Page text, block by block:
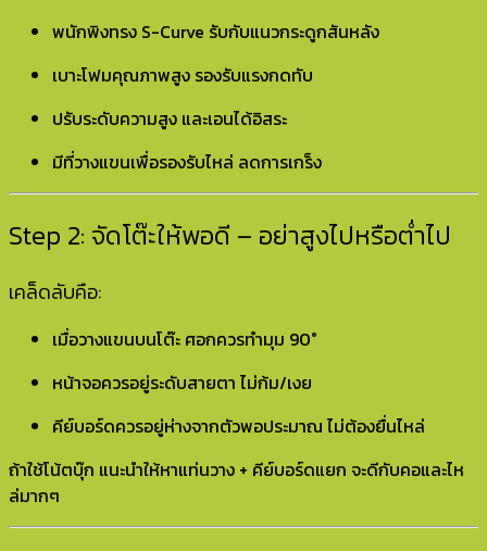
พนักพิงทรง S-Curve รับกับแนวกระดูกสันหลัง
เบาะโฟมคุณภาพสูง รองรับแรงกดทับ
ปรับระดับความสูง และเอนได้อิสระ
มีที่วางแขนเพื่อรองรับไหล่ ลดการเกร็ง
Step 2: จัดโต๊ะให้พอดี – อย่าสูงไปหรือต่ำไป
เคล็ดลับคือ:
เมื่อวางแขนบนโต๊ะ ศอกควรทำมุม 90°
หน้าจอควรอยู่ระดับสายตา ไม่ก้ม/เงย
คีย์บอร์ดควรอยู่ห่างจากตัวพอประมาณ ไม่ต้องยื่นไหล่
ถ้าใช้โน้ตบุ๊ก แนะนำให้หาแท่นวาง + คีย์บอร์ดแยก จะดีกับคอและไห
ล่มากๆ